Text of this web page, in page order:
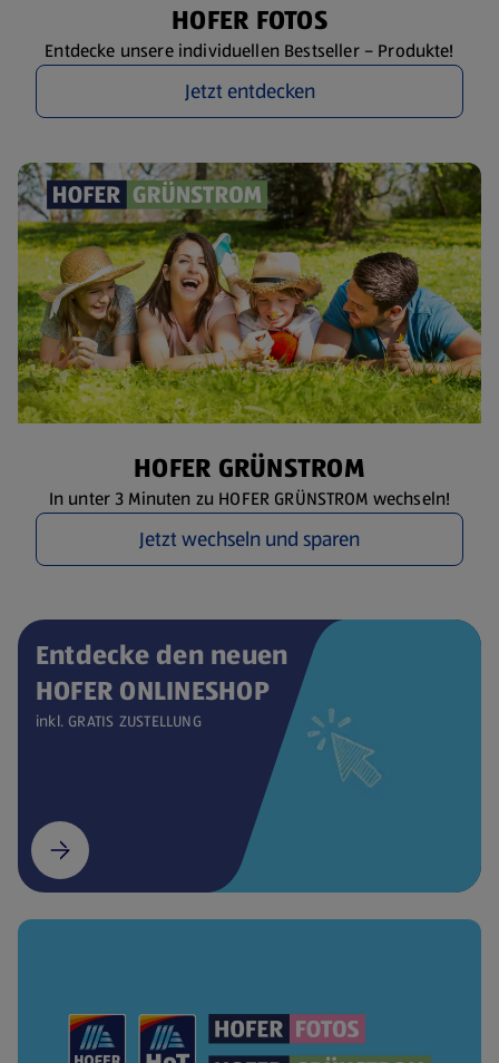
HOFER FOTOS
Entdecke unsere individuellen Bestseller – Produkte!
Jetzt entdecken
HOFER GRÜNSTROM
In unter 3 Minuten zu HOFER GRÜNSTROM wechseln!
Jetzt wechseln und sparen
Entdecke den neuen
HOFER ONLINESHOP
inkl. GRATIS ZUSTELLUNG
(öffnet in einem neuen Tab)